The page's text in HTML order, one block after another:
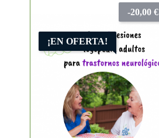
¡EN OFERTA!
-20,00 €